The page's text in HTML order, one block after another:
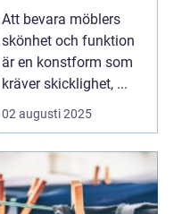
Att bevara möblers
skönhet och funktion
är en konstform som
kräver skicklighet, ...
02 augusti 2025